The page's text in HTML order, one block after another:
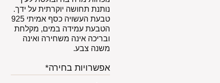
נותנת תחושה יוקרתית על ידך.
טבעת העשויה כסף אמיתי 925
הטבעת עמידה במים, מקלחת
ובריכה אינה משחירה ואינה
משנה צבע.
אפשרויות בחירה*